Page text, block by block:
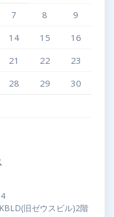
7 8
9
14 15
16
21 22
23
28 29
30
旧ゼウスビル)2階